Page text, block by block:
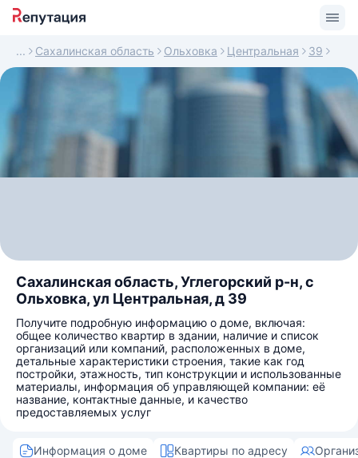
Сахалинская область Ольховка Центральная 39
Сахалинская область, Углегорский р-н, с
Ольховка, ул Центральная, д 39
Получите подробную информацию о доме, включая:
общее количество квартир в здании, наличие и список
организаций или компаний, расположенных в доме,
детальные характеристики строения, такие как год
постройки, этажность, тип конструкции и использованные
материалы, информация об управляющей компании: её
название, контактные данные, и качество
предоставляемых услуг
Информация о доме Квартиры по адресу